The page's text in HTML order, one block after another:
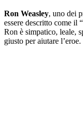
Ron Weasley, uno dei
essere descritto come il
Ron è simpatico, leale,
giusto per aiutare l’eroe.